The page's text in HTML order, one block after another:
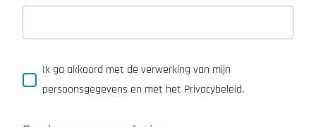
Ik ga akkoord met de verwerking van mijn
persoonsgegevens en met het Privacybeleid.